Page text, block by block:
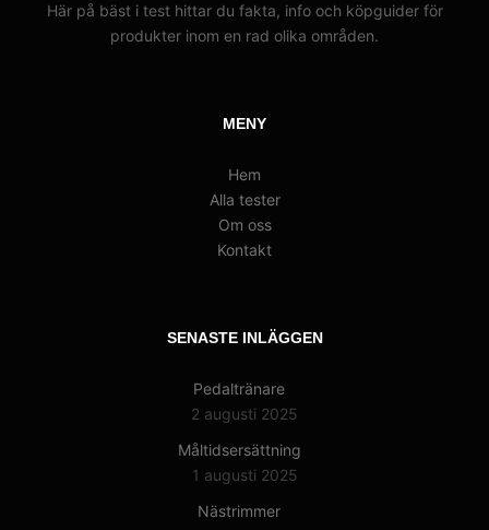
Här på bäst i test hittar du fakta, info och köpguider för
produkter inom en rad olika områden.
MENY
Hem
Alla tester
Om oss
Kontakt
SENASTE INLÄGGEN
Pedaltränare
2 augusti 2025
Måltidsersättning
1 augusti 2025
Nästrimmer